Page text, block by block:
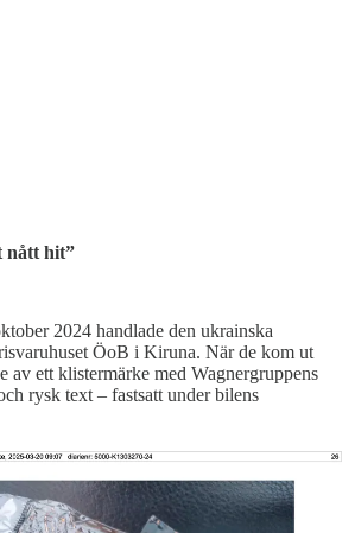
nått hit”
2024 handlade den ukrainska
ÖoB i Kiruna. När de kom ut
av ett klistermärke med Wagnergruppens
rysk text – fastsatt under bilens